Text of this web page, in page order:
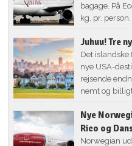
bagage. På
kg. pr. person.
Juhuu! Tre
Det
nye USA-
rejsende
nemt og billigt
Nye
Rico og
Norwegian